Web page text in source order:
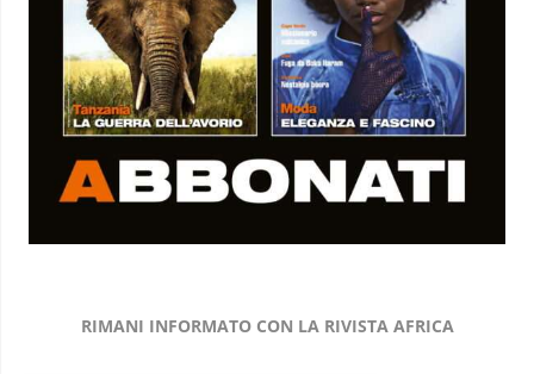
RIMANI INFORMATO CON LA RIVISTA AFRICA